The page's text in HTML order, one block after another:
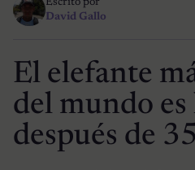
Escrito por
David Gallo
El elefante
del mundo
después de